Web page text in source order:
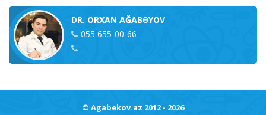
DR. ORXAN AĞABƏYOV
055 655-00-66
© Agabekov.az 2012 - 2026